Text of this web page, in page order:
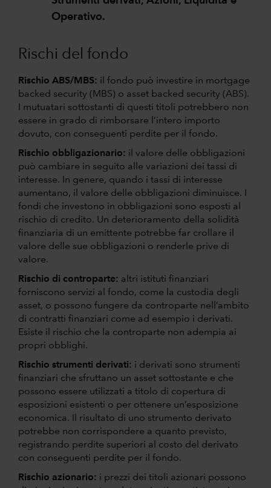
Operativo.
Rischi del fondo
Rischio ABS/MBS: il fondo può investire in mortgage
backed security (MBS) o asset backed security (ABS).
I mutuatari sottostanti di questi titoli potrebbero non
essere in grado di rimborsare l’intero importo
dovuto, con conseguenti perdite per il fondo.
Rischio obbligazionario: il valore delle obbligazioni
può cambiare in seguito alle variazioni dei tassi di
interesse. In genere, quando i tassi di interesse
aumentano, il valore delle obbligazioni diminuisce. I
fondi che investono in obbligazioni sono esposti al
rischio di credito. Un deterioramento della solidità
finanziaria di un emittente potrebbe far crollare il
valore delle sue obbligazioni o renderle prive di
valore.
Rischio di controparte: altri istituti finanziari
forniscono servizi al fondo, come la custodia degli
asset, o possono fungere da controparte nell’ambito
di contratti finanziari come ad esempio i derivati.
Esiste il rischio che la controparte non adempia ai
propri obblighi.
Rischio strumenti derivati: i derivati sono strumenti
finanziari che sfruttano un asset sottostante e che
possono essere utilizzati a titolo di copertura di
esposizioni esistenti o per ottenere un’esposizione
economica. Il risultato di uno strumento derivato
potrebbe non corrispondere a quanto previsto,
registrando perdite superiori al costo del derivato
con conseguenti perdite per il fondo.
Rischio azionario: i prezzi dei titoli azionari possono